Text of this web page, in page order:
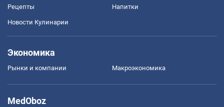
Рецепты Напитки
Новости Кулинарии
Экономика
Рынки и компании Mакроэкономика
MedOboz